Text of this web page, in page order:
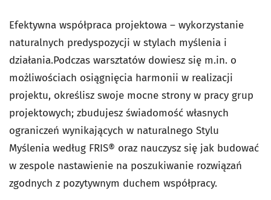
Efektywna współpraca projektowa – wykorzystanie
naturalnych predyspozycji w stylach myślenia i
działania.Podczas warsztatów dowiesz się m.in. o
możliwościach osiągnięcia harmonii w realizacji
projektu, określisz swoje mocne strony w pracy grup
projektowych; zbudujesz świadomość własnych
ograniczeń wynikających w naturalnego Stylu
Myślenia według FRIS® oraz nauczysz się jak budować
w zespole nastawienie na poszukiwanie rozwiązań
zgodnych z pozytywnym duchem współpracy.